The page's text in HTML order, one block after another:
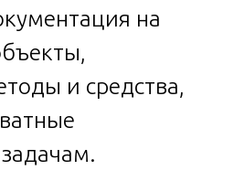
на
и средства,